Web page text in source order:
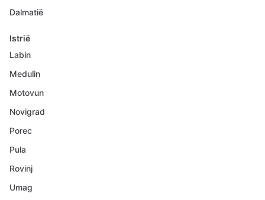
Dalmatië
Istrië
Labin
Medulin
Motovun
Novigrad
Porec
Pula
Rovinj
Umag